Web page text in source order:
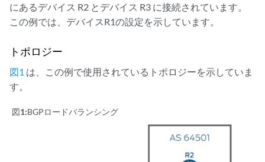
にあるデバイス R2 とデバイス R3 に接続されています。
この例では、デバイスR1の設定を示しています。
トポロジー
図1 は、この例で使用されているトポロジーを示していま
す。
図1:BGPロードバランシング